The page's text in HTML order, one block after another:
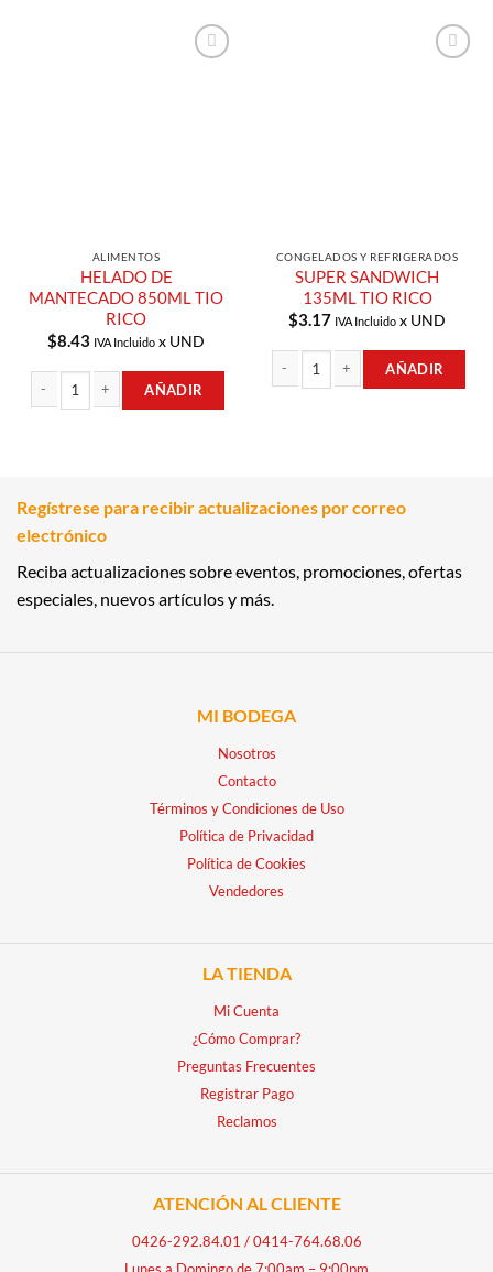
ALIMENTOS
HELADO DE
MANTECADO 850ML TIO
RICO
$8.43 IVA Incluido x UND
AÑADIR
CONGELADOS Y REFRIGERADOS
SUPER SANDWICH
135ML TIO RICO
$3.17 IVA Incluido x UND
AÑADIR
Regístrese para recibir actualizaciones por correo
electrónico
Reciba actualizaciones sobre eventos, promociones, ofertas
especiales, nuevos artículos y más.
MI BODEGA
Nosotros
Contacto
Términos y Condiciones de Uso
Política de Privacidad
Política de Cookies
Vendedores
LA TIENDA
Mi Cuenta
¿Cómo Comprar?
Preguntas Frecuentes
Registrar Pago
Reclamos
ATENCIÓN AL CLIENTE
0426-292.84.01 /0414-764.68.06
Lunes a Domingo de 7:00am – 9:00pm